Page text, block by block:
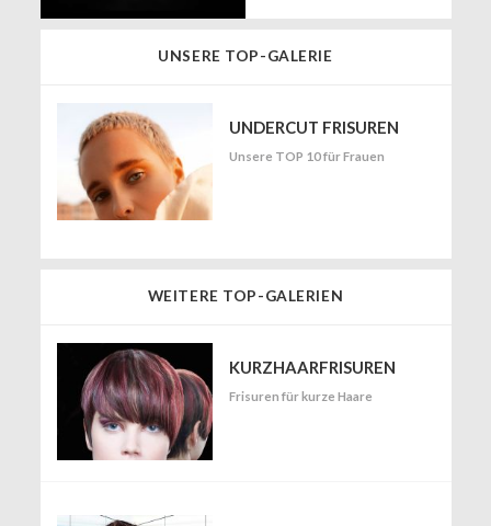
UNSERE TOP-GALERIE
UNDERCUT FRISUREN
Unsere TOP 10 für Frauen
WEITERE TOP-GALERIEN
KURZHAARFRISUREN
Frisuren für kurze Haare